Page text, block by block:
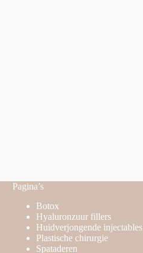
Pagina’s
Botox
Hyaluronzuur fillers
Huidverjongende injectables
Plastische chirurgie
Spataderen